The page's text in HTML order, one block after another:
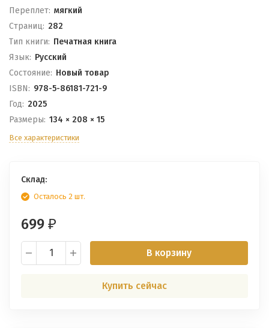
Переплет: мягкий
Cтраниц: 282
Тип книги: Печатная книга
Язык: Русский
Состояние: Новый товар
ISBN: 978-5-86181-721-9
Год: 2025
Размеры: 134 × 208 × 15
Все характеристики
Склад:
Осталось 2 шт.
699 ₽
В корзину
Купить сейчас